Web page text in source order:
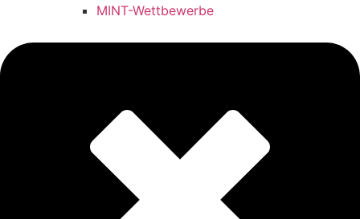
MINT-Wettbewerbe